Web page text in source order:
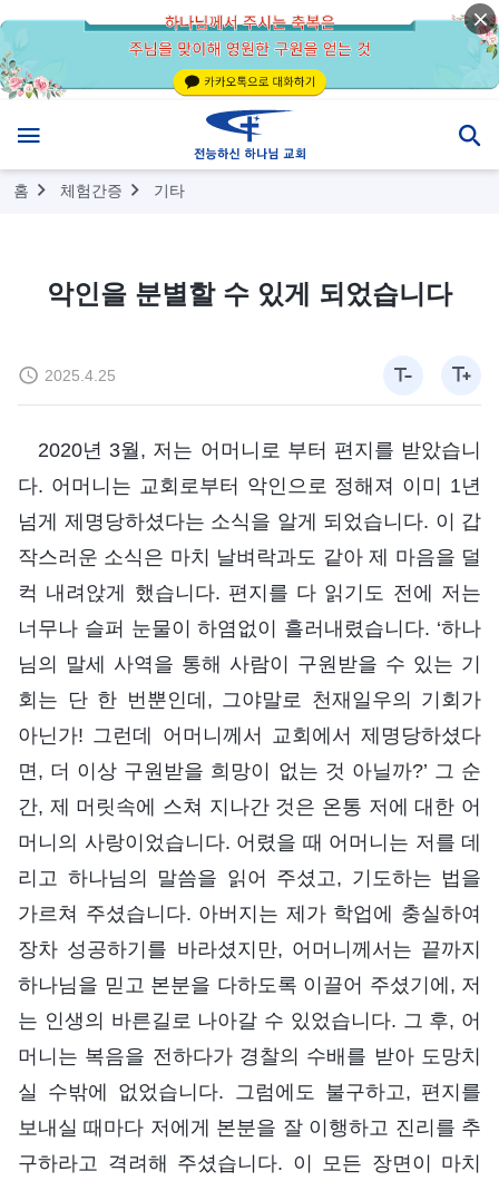
홈 체험간증 기타
악인을 분별할 수 있게 되었습니다
2025.4.25
2020년 3월, 저는 어머니로 부터 편지를 받았습니
다. 어머니는 교회로부터 악인으로 정해져 이미 1년
넘게 제명당하셨다는 소식을 알게 되었습니다. 이 갑
작스러운 소식은 마치 날벼락과도 같아 제 마음을 덜
컥 내려앉게 했습니다. 편지를 다 읽기도 전에 저는
너무나 슬퍼 눈물이 하염없이 흘러내렸습니다. ‘하나
님의 말세 사역을 통해 사람이 구원받을 수 있는 기
회는 단 한 번뿐인데, 그야말로 천재일우의 기회가
아닌가! 그런데 어머니께서 교회에서 제명당하셨다
면, 더 이상 구원받을 희망이 없는 것 아닐까?’ 그 순
간, 제 머릿속에 스쳐 지나간 것은 온통 저에 대한 어
머니의 사랑이었습니다. 어렸을 때 어머니는 저를 데
리고 하나님의 말씀을 읽어 주셨고, 기도하는 법을
가르쳐 주셨습니다. 아버지는 제가 학업에 충실하여
장차 성공하기를 바라셨지만, 어머니께서는 끝까지
하나님을 믿고 본분을 다하도록 이끌어 주셨기에, 저
는 인생의 바른길로 나아갈 수 있었습니다. 그 후, 어
머니는 복음을 전하다가 경찰의 수배를 받아 도망치
실 수밖에 없었습니다. 그럼에도 불구하고, 편지를
보내실 때마다 저에게 본분을 잘 이행하고 진리를 추
구하라고 격려해 주셨습니다. 이 모든 장면이 마치